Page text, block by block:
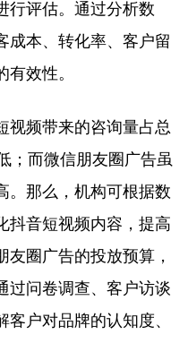
行评估。通过分析数
成本、转化率、客户留
效性。​
视频带来的咨询量占总
；而微信朋友圈广告虽
。那么，机构可根据数
抖音短视频内容，提高
圈广告的投放预算，
过问卷调查、客户访谈
户对品牌的认知度、